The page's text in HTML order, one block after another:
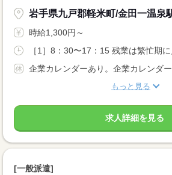
岩手県九戸郡軽米町/金田一温泉
時給1,300円～
［1］8：30〜17：15 残業は繁忙期に
企業カレンダーあり。企業カレンダー
もっと見る
求人詳細を見る
[一般派遣]